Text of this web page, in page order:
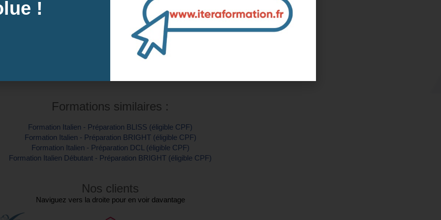
Intra-entreprise et sur mesure
Formations similaires :
Formation Italien - Préparation BLISS (éligible CPF)
Formation Italien - Préparation BRIGHT (éligible CPF)
Formation Italien - Préparation DCL (éligible CPF)
Formation Italien Débutant - Préparation BRIGHT (éligible CPF)
Nos clients
Naviguez vers la droite pour en voir davantage
!